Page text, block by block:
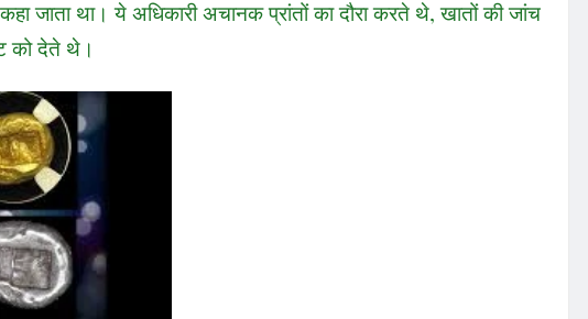
जाता था। ये अधिकारी अचानक प्रांतों का दौरा करते थे, खातों की जांच
को देते थे।